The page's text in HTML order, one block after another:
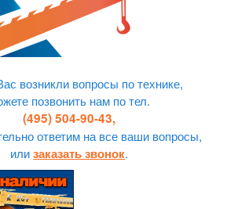
возникли вопросы по технике,
позвонить нам по тел.
(495) 504-90-43,
ответим на все ваши вопросы,
илизаказать звонок.